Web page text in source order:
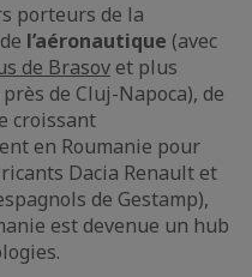
porteurs de la
l’aéronautique (avec
de Brasov et plus
de Cluj-Napoca), de
croissant
en Roumanie pour
Dacia Renault et
de Gestamp),
est devenue un hub